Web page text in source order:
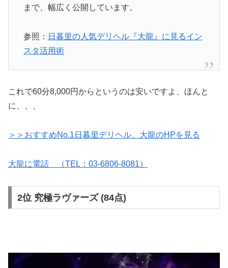
まで、幅広く公開しています。
参照： 日暮里の人気デリヘル『大龍』に見るイン
スタ活用術
これで60分8,000円からというのは安いですよ、ほんと
に、、、
＞＞おすすめNo.1日暮里デリヘル、大龍のHPを見る
大龍に電話 （TEL：03-6806-8081）
2位 究極ラヴァーズ (84点)